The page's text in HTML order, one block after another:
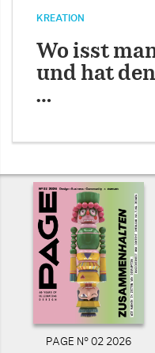
KREATION
Wo isst
und hat
…
PAGE N° 02 2026